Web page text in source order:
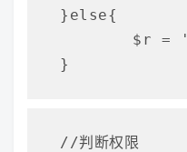
}else{
	$r = '
}
//判断权限